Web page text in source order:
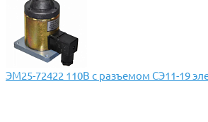
ЭМ25-72422 110В с разъемом СЭ11-19